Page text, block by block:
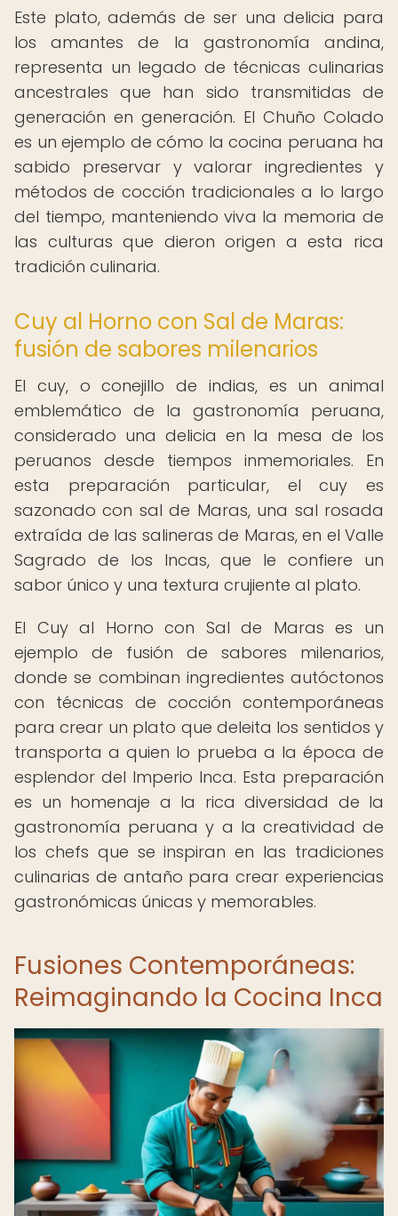
Este plato, además de ser una delicia para
los amantes de la gastronomía andina,
representa un legado de técnicas culinarias
ancestrales que han sido transmitidas de
generación en generación. El Chuño Colado
es un ejemplo de cómo la cocina peruana ha
sabido preservar y valorar ingredientes y
métodos de cocción tradicionales a lo largo
del tiempo, manteniendo viva la memoria de
las culturas que dieron origen a esta rica
tradición culinaria.
Cuy al Horno con Sal de Maras:
fusión de sabores milenarios
El cuy, o conejillo de indias, es un animal
emblemático de la gastronomía peruana,
considerado una delicia en la mesa de los
peruanos desde tiempos inmemoriales. En
esta preparación particular, el cuy es
sazonado con sal de Maras, una sal rosada
extraída de las salineras de Maras, en el Valle
Sagrado de los Incas, que le confiere un
sabor único y una textura crujiente al plato.
El Cuy al Horno con Sal de Maras es un
ejemplo de fusión de sabores milenarios,
donde se combinan ingredientes autóctonos
con técnicas de cocción contemporáneas
para crear un plato que deleita los sentidos y
transporta a quien lo prueba a la época de
esplendor del Imperio Inca. Esta preparación
es un homenaje a la rica diversidad de la
gastronomía peruana y a la creatividad de
los chefs que se inspiran en las tradiciones
culinarias de antaño para crear experiencias
gastronómicas únicas y memorables.
Fusiones Contemporáneas:
Reimaginando la Cocina Inca